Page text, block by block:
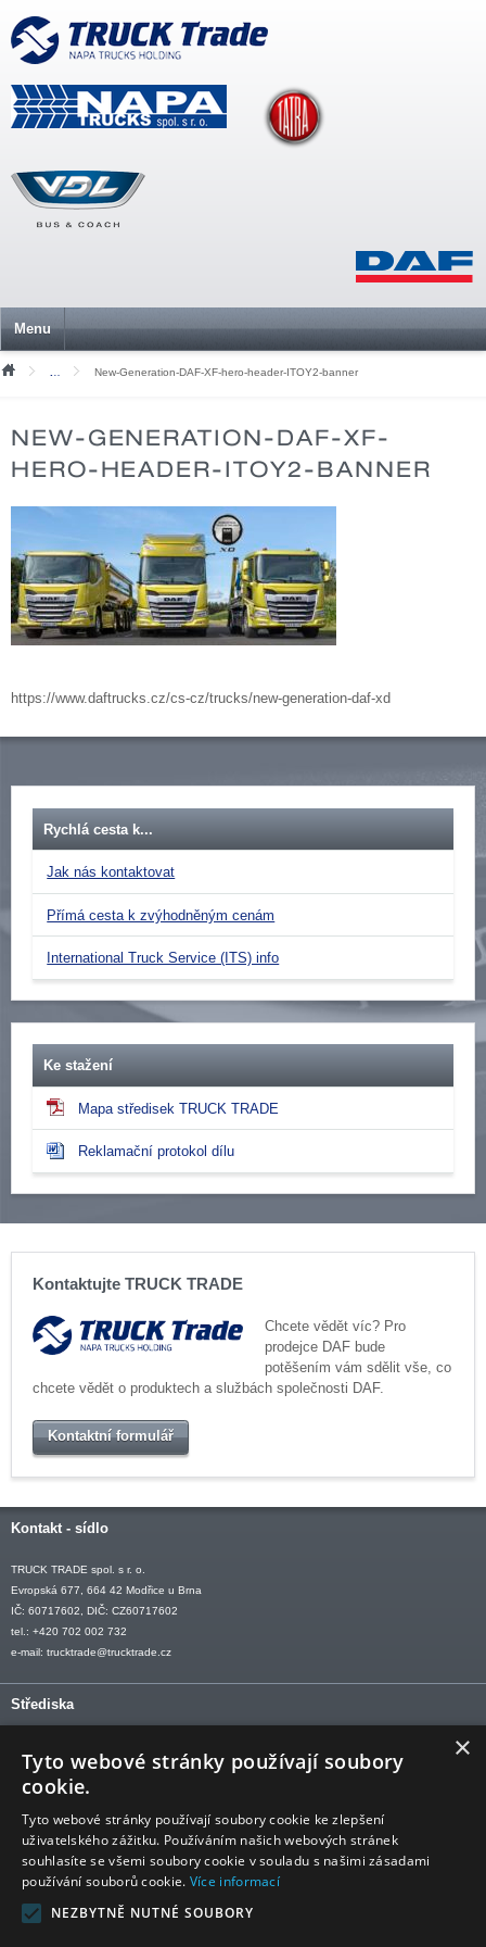
Menu
Mediální soubory
New-Generation-DAF-XF-hero-header-ITOY2-banner
NEW-GENERATION-DAF-XF-
HERO-HEADER-ITOY2-BANNER
https://www.daftrucks.cz/cs-cz/trucks/new-generation-daf-xd
Rychlá cesta k...
Jak nás kontaktovat
Přímá cesta k zvýhodněným cenám
International Truck Service (ITS) info
Ke stažení
Mapa středisek TRUCK TRADE
Reklamační protokol dílu
Kontaktujte TRUCK TRADE
Chcete vědět víc? Pro
prodejce DAF bude
potěšením vám sdělit vše, co
chcete vědět o produktech a službách společnosti DAF.
Kontaktní formulář
Kontakt - sídlo
TRUCK TRADE spol. s r. o.
Evropská 677, 664 42 Modřice u Brna
IČ: 60717602, DIČ: CZ60717602
tel.: +420 702 002 732
e-mail: trucktrade@trucktrade.cz
Střediska
OSTRAVA tel: +420 602 547 882
OTROKOVICE tel: +420 577 110 921-2
Sledujte nás
×
Tyto webové stránky používají soubory
cookie.
Tyto webové stránky používají soubory cookie ke zlepšení
uživatelského zážitku. Používáním našich webových stránek
souhlasíte se všemi soubory cookie v souladu s našimi zásadami
používání souborů cookie. Více informací
NEZBYTNĚ NUTNÉ SOUBORY